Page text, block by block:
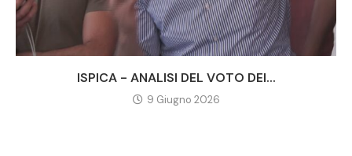
ISPICA - ANALISI DEL VOTO DEI...
9 Giugno 2026